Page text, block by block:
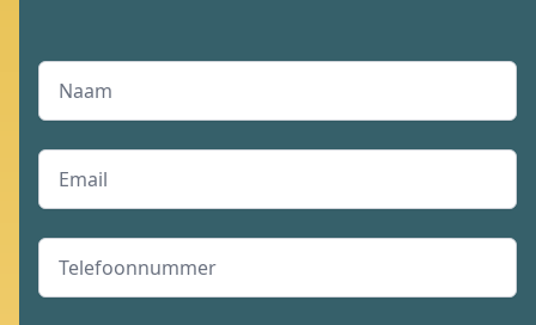
Naam
Email
Telefoonnummer